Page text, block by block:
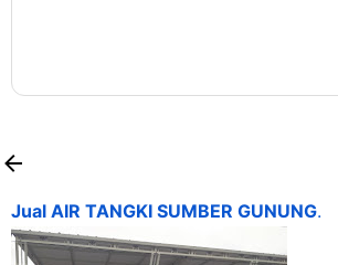
Jual AIR TANGKI SUMBER GUNUNG.